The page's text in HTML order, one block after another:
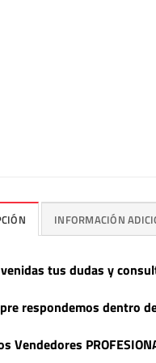
INFORMACIÓN
tus dudas y
respondemos dentro
Vendedores